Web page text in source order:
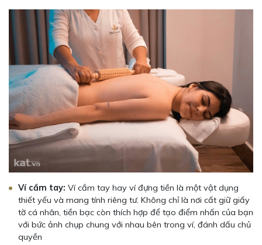
Ví cầm tay: Ví cầm tay hay ví đựng tiền là một vật dụng
thiết yếu và mang tính riêng tư. Không chỉ là nơi cất giữ giấy
tờ cá nhân, tiền bạc còn thích hợp để tạo điểm nhấn của bạn
với bức ảnh chụp chung với nhau bên trong ví, đánh dấu chủ
quyền